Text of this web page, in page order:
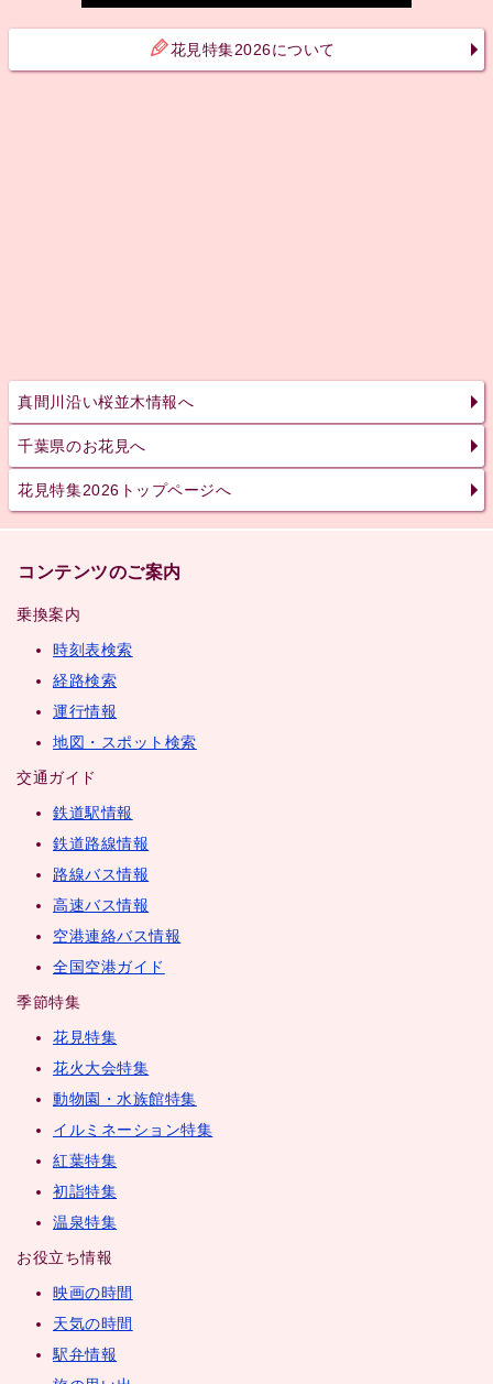
花見特集2026について
真間川沿い桜並木情報へ
千葉県のお花見へ
花見特集2026トップページへ
コンテンツのご案内
乗換案内
時刻表検索
経路検索
運行情報
地図・スポット検索
交通ガイド
鉄道駅情報
鉄道路線情報
路線バス情報
高速バス情報
空港連絡バス情報
全国空港ガイド
季節特集
花見特集
花火大会特集
動物園・水族館特集
イルミネーション特集
紅葉特集
初詣特集
温泉特集
お役立ち情報
映画の時間
天気の時間
駅弁情報